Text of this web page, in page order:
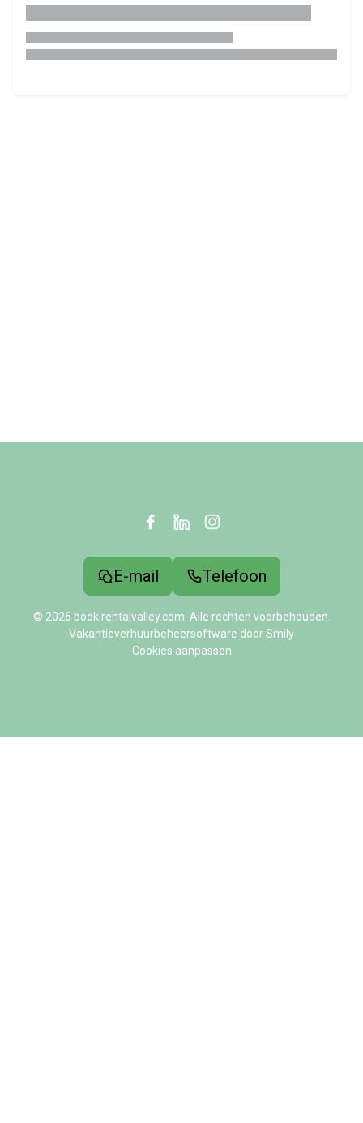
E-mail Telefoon
© 2026 book.rentalvalley.com. Alle rechten voorbehouden.
Vakantieverhuurbeheersoftware door Smily
Cookies aanpassen